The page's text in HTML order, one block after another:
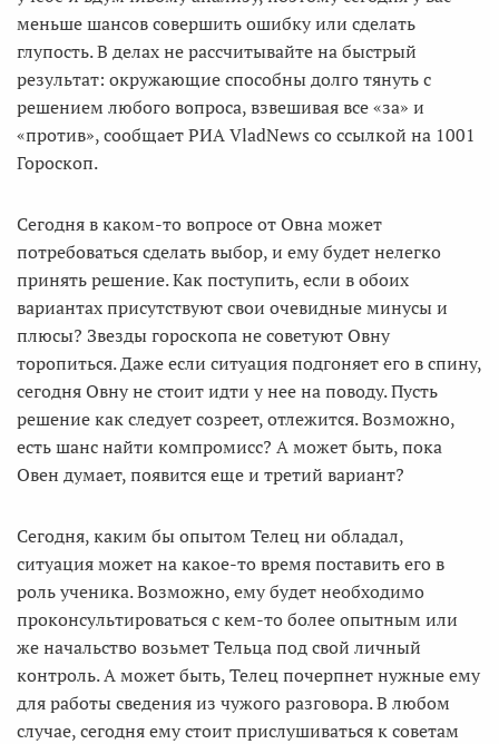
меньше шансов совершить ошибку или сделать
глупость. В делах не рассчитывайте на быстрый
результат: окружающие способны долго тянуть с
решением любого вопроса, взвешивая все «за» и
«против», сообщает РИА VladNews со ссылкой на 1001
Гороскоп.
Сегодня в каком-то вопросе от Овна может
потребоваться сделать выбор, и ему будет нелегко
принять решение. Как поступить, если в обоих
вариантах присутствуют свои очевидные минусы и
плюсы? Звезды гороскопа не советуют Овну
торопиться. Даже если ситуация подгоняет его в спину,
сегодня Овну не стоит идти у нее на поводу. Пусть
решение как следует созреет, отлежится. Возможно,
есть шанс найти компромисс? А может быть, пока
Овен думает, появится еще и третий вариант?
Сегодня, каким бы опытом Телец ни обладал,
ситуация может на какое-то время поставить его в
роль ученика. Возможно, ему будет необходимо
проконсультироваться с кем-то более опытным или
же начальство возьмет Тельца под свой личный
контроль. А может быть, Телец почерпнет нужные ему
для работы сведения из чужого разговора. В любом
случае, сегодня ему стоит прислушиваться к советам